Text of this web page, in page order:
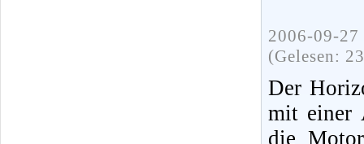
2006-09-
(Gelesen:
Der
mit einer
die